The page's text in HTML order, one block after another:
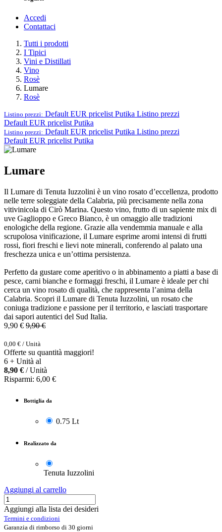
Accedi
Contattaci
Tutti i prodotti
I Tipici
Vini e Distillati
Vino
Rosè
Lumare
Rosè
Listino prezzi: Default EUR pricelist Putika Listino prezzi
Default EUR pricelist Putika
Listino prezzi: Default EUR pricelist Putika Listino prezzi
Default EUR pricelist Putika
Lumare
Il Lumare di Tenuta Iuzzolini è un vino rosato d’eccellenza, prodotto
nelle terre soleggiate della Calabria, più precisamente nella zona
vitivinicola di Cirò Marina. Questo vino, frutto di un sapiente mix di
uve Gaglioppo e Greco Bianco, è un omaggio alle tradizioni
enologiche della regione. Grazie alla vendemmia manuale e alla
scrupolosa vinificazione, il Lumare esprime aromi intensi di frutti
rossi, fiori freschi e lievi note minerali, conferendo al palato una
freschezza unica e un’ottima persistenza.
Perfetto da gustare come aperitivo o in abbinamento a piatti a base di
pesce, carni bianche e formaggi freschi, il Lumare è ideale per chi
cerca un vino rosato di qualità, che rappresenta l’anima della
Calabria. Scopri il Lumare di Tenuta Iuzzolini, un rosato che
coniuga tradizione e passione per il territorio, e lasciati trasportare
dai sapori autentici del Sud Italia.
9,90 € 9,90€
0,00 € / Unità
Offerte su quantità maggiori!
6 + Unità al
8,90 € / Unità
Risparmi: 6,00 €
Bottiglia da
0.75 Lt
Realizzato da
Tenuta Iuzzolini
Aggiungi al carrello
Aggiungi alla lista dei desideri
Termini e condizioni
Garanzia di rimborso di 30 giorni